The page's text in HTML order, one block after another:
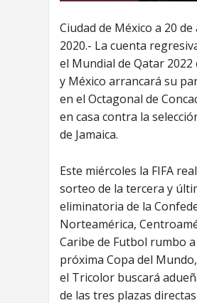
Ciudad de México a 20
2020.- La cuenta
el Mundial de Qatar 2022
y México arrancará su
en el Octagonal de
en casa contra la
de Jamaica.
Este miércoles la FIFA
sorteo de la tercera y
eliminatoria de la
Norteamérica,
Caribe de Futbol rumbo
próxima Copa del
el Tricolor buscará
de las tres plazas